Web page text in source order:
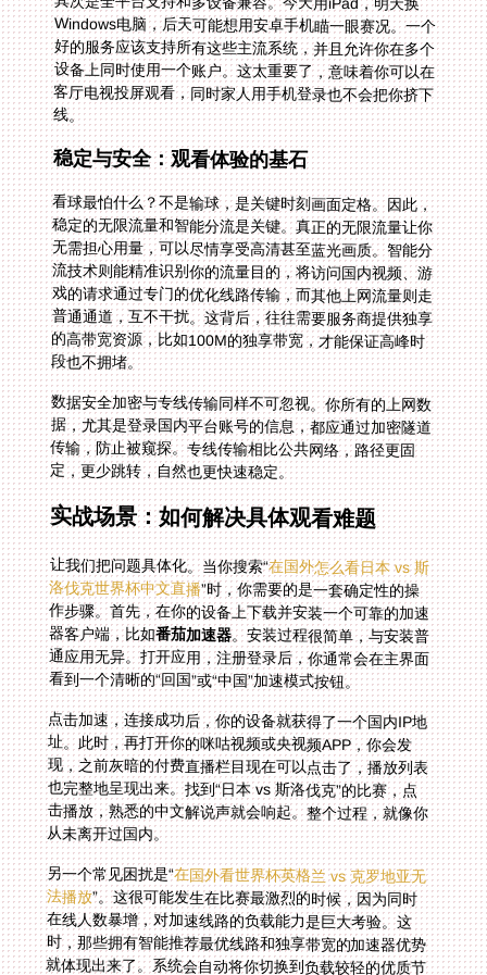
线。
稳定与安全：观看体验的基石
看球最怕什么？不是输球，是关键时刻画面定格。因此，
稳定的无限流量和智能分流是关键。真正的无限流量让你
无需担心用量，可以尽情享受高清甚至蓝光画质。智能分
流技术则能精准识别你的流量目的，将访问国内视频、游
戏的请求通过专门的优化线路传输，而其他上网流量则走
普通通道，互不干扰。这背后，往往需要服务商提供独享
的高带宽资源，比如100M的独享带宽，才能保证高峰时
段也不拥堵。
数据安全加密与专线传输同样不可忽视。你所有的上网数
据，尤其是登录国内平台账号的信息，都应通过加密隧道
传输，防止被窥探。专线传输相比公共网络，路径更固
定，更少跳转，自然也更快速稳定。
实战场景：如何解决具体观看难题
让我们把问题具体化。当你搜索“在国外怎么看日本 vs 斯
洛伐克世界杯中文直播”时，你需要的是一套确定性的操
作步骤。首先，在你的设备上下载并安装一个可靠的加速
器客户端，比如番茄加速器。安装过程很简单，与安装普
通应用无异。打开应用，注册登录后，你通常会在主界面
看到一个清晰的“回国”或“中国”加速模式按钮。
点击加速，连接成功后，你的设备就获得了一个国内IP地
址。此时，再打开你的咪咕视频或央视频APP，你会发
现，之前灰暗的付费直播栏目现在可以点击了，播放列表
也完整地呈现出来。找到“日本 vs 斯洛伐克”的比赛，点
击播放，熟悉的中文解说声就会响起。整个过程，就像你
从未离开过国内。
另一个常见困扰是“在国外看世界杯英格兰 vs 克罗地亚无
法播放”。这很可能发生在比赛最激烈的时候，因为同时
在线人数暴增，对加速线路的负载能力是巨大考验。这
时，那些拥有智能推荐最优线路和独享带宽的加速器优势
就体现出来了。系统会自动将你切换到负载较轻的优质节
点，保障你的画面持续流畅。即便遇到突发技术问题，拥
有专业售后技术团队的服务商也能提供实时保障，通过在
线客服快速响应，帮你排查解决，而不是让你独自面对错